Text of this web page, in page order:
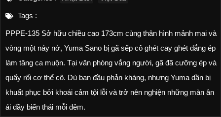
Tags :
PPPE-135 Sở hữu chiều cao 173cm cùng thân hình mảnh mai và
vòng một nảy nở, Yuma Sano bị gã sếp cô ghét cay ghét đắng ép
làm tăng ca muộn. Tại văn phòng vắng người, gã đã cưỡng ép và
quấy rối cơ thể cô. Dù ban đầu phản kháng, nhưng Yuma dần bị
khuất phục bởi khoái cảm tội lỗi và trở nên nghiện những màn ân
ái đầy biến thái mỗi đêm.